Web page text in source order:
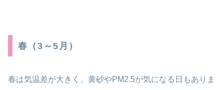
春（3～5月）
春は気温差が大きく、黄砂やPM2.5が気になる日もありま